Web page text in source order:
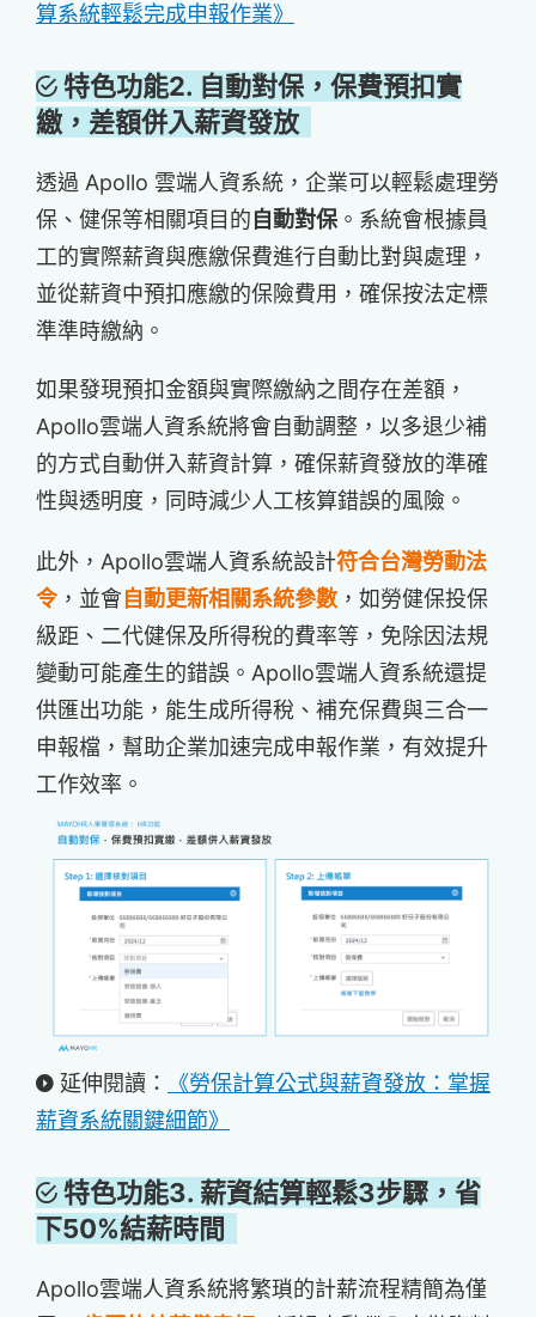
算系統輕鬆完成申報作業》
特色功能2. 自動對保，保費預扣實
繳，差額併入薪資發放
透過 Apollo 雲端人資系統，企業可以輕鬆處理勞
保、健保等相關項目的自動對保 。系統會根據員
工的實際薪資與應繳保費進行自動比對與處理，
並從薪資中預扣應繳的保險費用，確保按法定標
準準時繳納。
如果發現預扣金額與實際繳納之間存在差額，
Apollo雲端人資系統將會自動調整，以多退少補
的方式自動併入薪資計算，確保薪資發放的準確
性與透明度，同時減少人工核算錯誤的風險。
此外，Apollo雲端人資系統設計符合台灣勞動法
令 ，並會自動更新相關系統參數 ，如勞健保投保
級距、二代健保及所得稅的費率等，免除因法規
變動可能產生的錯誤。Apollo雲端人資系統還提
供匯出功能，能生成所得稅、補充保費與三合一
申報檔，幫助企業加速完成申報作業，有效提升
工作效率。
延伸閱讀：
《勞保計算公式與薪資發放：掌握
薪資系統關鍵細節》
特色功能3. 薪資結算輕鬆3步驟，省
下50%結薪時間
Apollo雲端人資系統將繁瑣的計薪流程精簡為僅